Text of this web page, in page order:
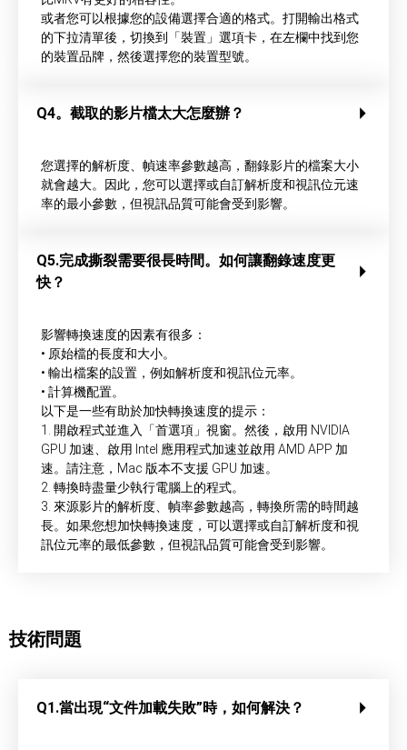
或者您可以根據您的設備選擇合適的格式。打開輸出格式
的下拉清單後，切換到「裝置」選項卡，在左欄中找到您
的裝置品牌，然後選擇您的裝置型號。
Q4。截取的影片檔太大怎麼辦？
您選擇的解析度、幀速率參數越高，翻錄影片的檔案大小
就會越大。因此，您可以選擇或自訂解析度和視訊位元速
率的最小參數，但視訊品質可能會受到影響。
Q5.完成撕裂需要很長時間。如何讓翻錄速度更
快？
影響轉換速度的因素有很多：
• 原始檔的長度和大小。
• 輸出檔案的設置，例如解析度和視訊位元率。
• 計算機配置。
以下是一些有助於加快轉換速度的提示：
1. 開啟程式並進入「首選項」視窗。然後，啟用 NVIDIA
GPU 加速、啟用 Intel 應用程式加速並啟用 AMD APP 加
速。請注意，Mac 版本不支援 GPU 加速。
2. 轉換時盡量少執行電腦上的程式。
3. 來源影片的解析度、幀率參數越高，轉換所需的時間越
長。如果您想加快轉換速度，可以選擇或自訂解析度和視
訊位元率的最低參數，但視訊品質可能會受到影響。
技術問題
Q1.當出現“文件加載失敗”時，如何解決？